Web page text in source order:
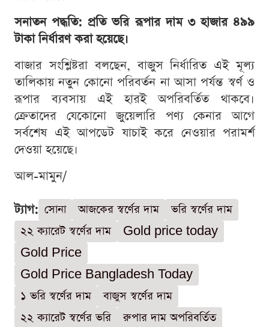
সনাতন পদ্ধতি: প্রতি ভরি রূপার দাম ৩ হাজার ৪৯৯
টাকা নির্ধারণ করা হয়েছে।
বাজার সংশ্লিষ্টরা বলছেন, বাজুস নির্ধারিত এই মূল্য
তালিকায় নতুন কোনো পরিবর্তন না আসা পর্যন্ত স্বর্ণ ও
রূপার ব্যবসায় এই হারই অপরিবর্তিত থাকবে।
ক্রেতাদের যেকোনো জুয়েলারি পণ্য কেনার আগে
সর্বশেষ এই আপডেট যাচাই করে নেওয়ার পরামর্শ
দেওয়া হয়েছে।
আল-মামুন/
ট্যাগ: সোনা আজকের স্বর্ণের দাম
ভরি স্বর্ণের দাম
২২ ক্যারেট স্বর্ণের দাম
Gold price today
Gold Price
Gold Price Bangladesh Today
১ ভরি স্বর্ণের দাম
বাজুস স্বর্ণের দাম
২২ ক্যারেট স্বর্ণের ভরি
রুপার দাম অপরিবর্তিত